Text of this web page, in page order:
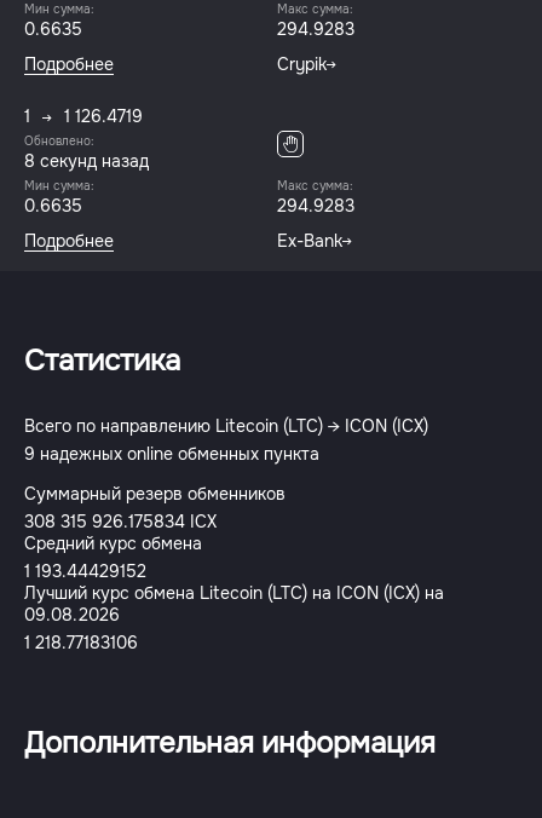
Мин сумма:
0.6635
Макс сумма:
294.9283
Подробнее
Crypik
1 1 126.4719
Обновлено:
9 секунд назад
Мин сумма:
0.6635
Макс сумма:
294.9283
Подробнее
Ex-Bank
Статистика
Всего по направлению Litecoin (LTC) → ICON (ICX)
9 надежных online обменных пункта
Суммарный резерв обменников
308 315 926.175834 ICX
Средний курс обмена
1 193.44429152
Лучший курс обмена Litecoin (LTC) на ICON (ICX) на
09.08.2026
1 218.77183106
Дополнительная информация